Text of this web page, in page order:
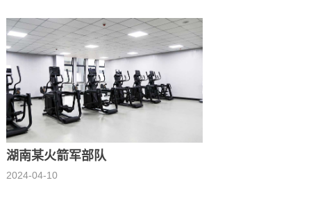
湖南某火箭军部队
2024-04-10